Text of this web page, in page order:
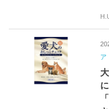
ア